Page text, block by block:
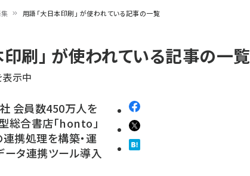
用語「大日本印刷」 が使われている記事の一覧
印刷」 が使われている記事の一覧
示中
会員数450万人を
総合書店「honto」
携処理を構築・運
タ連携ツール導入